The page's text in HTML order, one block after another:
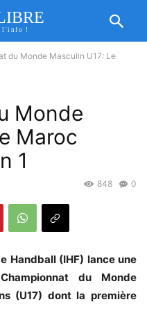
l'info !
du Monde Masculin U17: Le
Monde
Maroc
1
0
848
Handball (IHF) lance une
du Monde
(U17) dont la première